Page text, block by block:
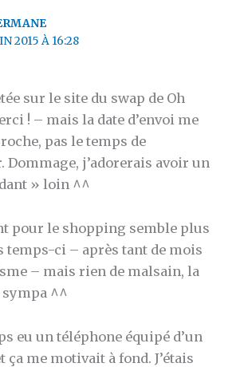
2015 À 16:28
sur le site du swap de Oh
! – mais la date d’envoi me
pas le temps de
Dommage, j’adorerais avoir un
» loin ^^
pour le shopping semble plus
temps-ci – après tant de mois
– mais rien de malsain, la
sympa ^^
eu un téléphone équipé d’un
ça me motivait à fond. J’étais